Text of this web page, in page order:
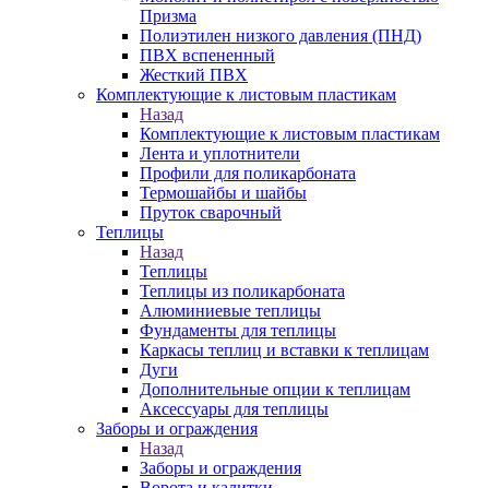
Призма
Полиэтилен низкого давления (ПНД)
ПВХ вспененный
Жесткий ПВХ
Комплектующие к листовым пластикам
Назад
Комплектующие к листовым пластикам
Лента и уплотнители
Профили для поликарбоната
Термошайбы и шайбы
Пруток сварочный
Теплицы
Назад
Теплицы
Теплицы из поликарбоната
Алюминиевые теплицы
Фундаменты для теплицы
Каркасы теплиц и вставки к теплицам
Дуги
Дополнительные опции к теплицам
Аксессуары для теплицы
Заборы и ограждения
Назад
Заборы и ограждения